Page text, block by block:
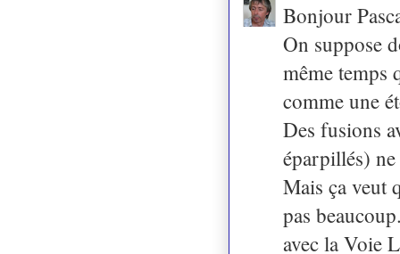
Bonjour
On suppose
même temps
comme une
Des fusions
éparpillés)
Mais ça veut
pas
avec la Voie